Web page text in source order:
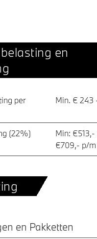
en
per
Min. € 243
(22%)
Min:
€709,- p/m
en Pakketten